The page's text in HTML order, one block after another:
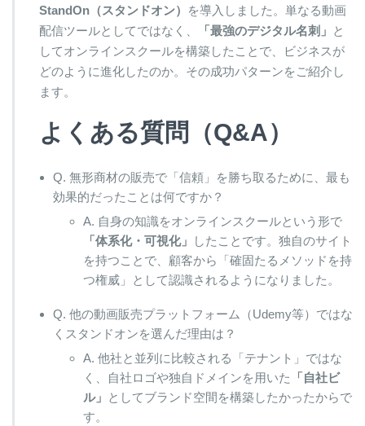
StandOn（スタンドオン）
を導入しました。単なる動画
配信ツールとしてではなく、
「最強のデジタル名刺」 と
してオンラインスクールを構築したことで、ビジネスが
どのように進化したのか。その成功パターンをご紹介し
ます。
よくある質問（Q&A）
Q. 無形商材の販売で「信頼」を勝ち取るために、最も
効果的だったことは何ですか？
A. 自身の知識をオンラインスクールという形で
「体系化・可視化」
したことです。独自のサイト
を持つことで、顧客から「確固たるメソッドを持
つ権威」として認識されるようになりました。
Q. 他の動画販売プラットフォーム（Udemy等）ではな
くスタンドオンを選んだ理由は？
A. 他社と並列に比較される「テナント」ではな
く、自社ロゴや独自ドメインを用いた
「自社ビ
ル」 としてブランド空間を構築したかったからで
す。